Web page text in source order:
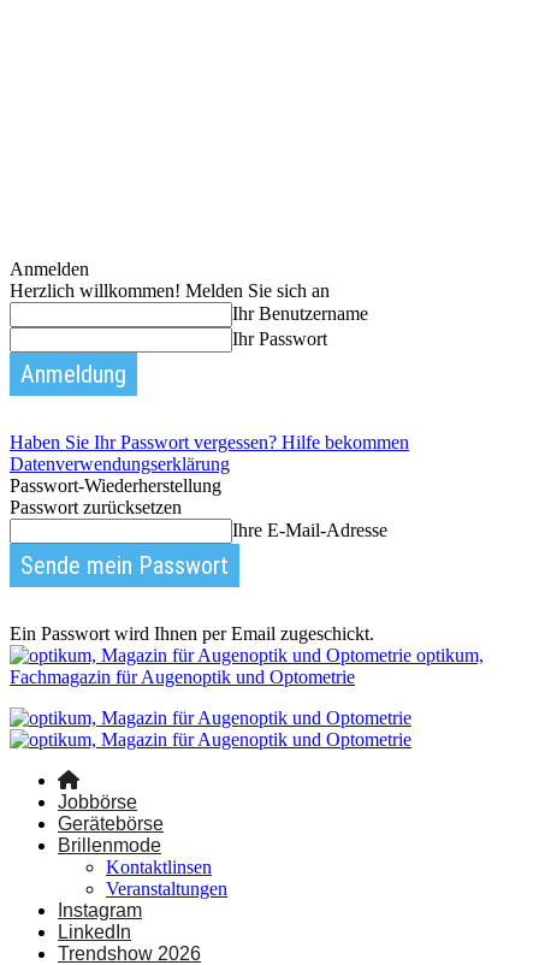
Anmelden
Herzlich willkommen! Melden Sie sich an
Ihr Benutzername
Ihr Passwort
Haben Sie Ihr Passwort vergessen? Hilfe bekommen
Datenverwendungserklärung
Passwort-Wiederherstellung
Passwort zurücksetzen
Ihre E-Mail-Adresse
Ein Passwort wird Ihnen per Email zugeschickt.
optikum,
Fachmagazin für Augenoptik und Optometrie
Jobbörse
Gerätebörse
Brillenmode
Kontaktlinsen
Veranstaltungen
Instagram
LinkedIn
Trendshow 2026